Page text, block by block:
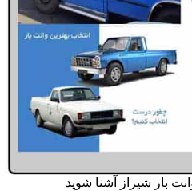
بار شیراز آشنا شوید